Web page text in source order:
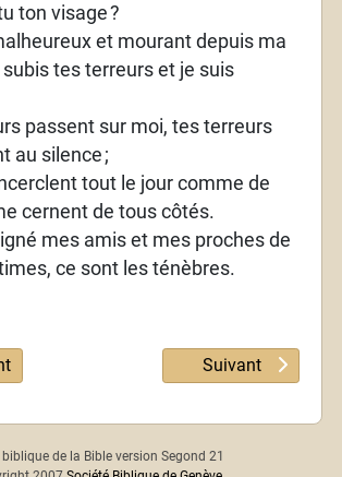
ton visage?
et mourant depuis ma
tes terreurs et je suis
passent sur moi, tes terreurs
au silence ;
tout le jour comme de
cernent de tous côtés.
mes amis et mes proches de
ce sont les ténèbres.
: Psaume 87 Article suivant :
Suivant
biblique de la Bible version Segond 21